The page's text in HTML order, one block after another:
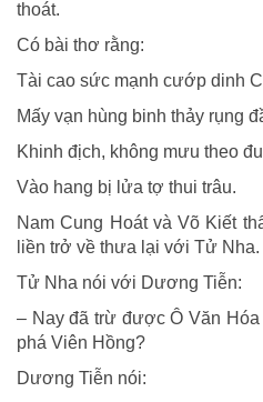
thoát.
Có bài thơ rằng:
Tài cao sức mạnh cướp dinh
Mấy vạn hùng binh thảy rụng
Khinh địch, không mưu theo
Vào hang bị lửa tợ thui trâu.
Nam Cung Hoát và Võ Kiết
liền trở về thưa lại với Tử Nha.
Tử Nha nói với Dương Tiễn:
– Nay đã trừ được Ô Văn
phá Viên Hồng?
Dương Tiễn nói: